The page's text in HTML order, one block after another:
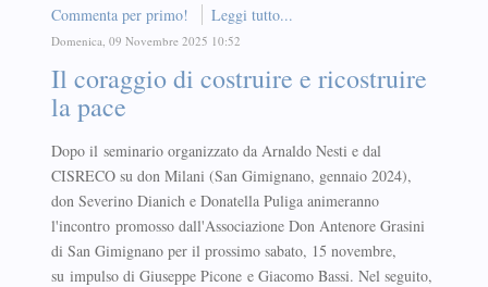
Commenta per primo! Leggi tutto...
Domenica, 09 Novembre 2025 10:52
Il coraggio di costruire e ricostruire
la pace
Dopo il seminario organizzato da Arnaldo Nesti e dal
CISRECO su don Milani (San Gimignano, gennaio 2024),
don Severino Dianich e Donatella Puliga animeranno
l'incontro promosso dall'Associazione Don Antenore Grasini
di San Gimignano per il prossimo sabato, 15 novembre,
su impulso di Giuseppe Picone e Giacomo Bassi. Nel seguito,